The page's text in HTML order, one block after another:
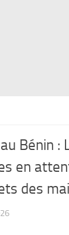
Bénin :
en
des